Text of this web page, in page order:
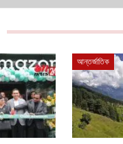
আন্তর্জাতিক